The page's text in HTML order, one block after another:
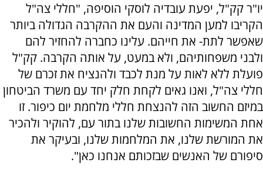
יו"ר קק"ל, יפעת עובדיה לוסקי הוסיפה, "חללי צה"ל
הקריבו למען המדינה והעם את ההקרבה הגדולה ביותר
שאפשר לתת- את חייהם. עלינו כחברה להחזיר להם
ולבני משפחותיהם, ולא במעט, על אותה הקרבה. קק"ל
פועלת ללא לאות על מנת לכבד ולהנציח את זכרם של
חללי צה"ל, ואנו גאים לקחת חלק יחד עם משרד הביטחון
במיזם החשוב הזה להנצחת חללי מלחמת יום כיפור. זו
אחת המשימות החשובות שלנו בתור עם, להוקיר ולהכיר
את המורשת שלנו, את המלחמות שלנו, ובעיקר את
סיפורם של האנשים שבזכותם אנחנו כאן".